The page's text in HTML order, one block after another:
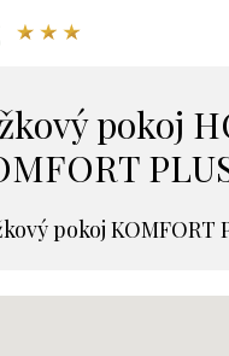
pokoj
pokoj KOMFORT